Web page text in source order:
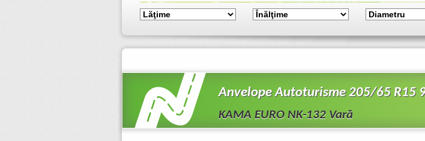
Anvelope Autoturisme 205/65 R15
KAMA EURO NK-132 Vară